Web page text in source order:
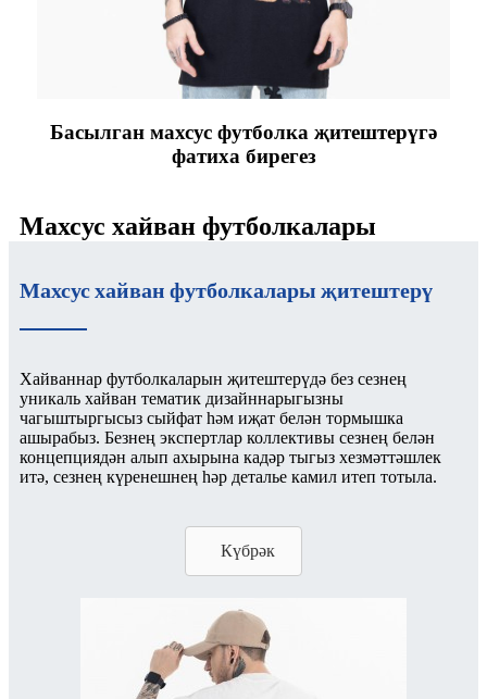
Басылган махсус футболка җитештерүгә
фатиха бирегез
Махсус хайван футболкалары
Махсус хайван футболкалары җитештерү
Хайваннар футболкаларын җитештерүдә без сезнең
уникаль хайван тематик дизайннарыгызны
чагыштыргысыз сыйфат һәм иҗат белән тормышка
ашырабыз. Безнең экспертлар коллективы сезнең белән
концепциядән алып ахырына кадәр тыгыз хезмәттәшлек
итә, сезнең күренешнең һәр деталье камил итеп тотыла.
Күбрәк